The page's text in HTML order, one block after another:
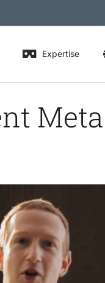
Expertise